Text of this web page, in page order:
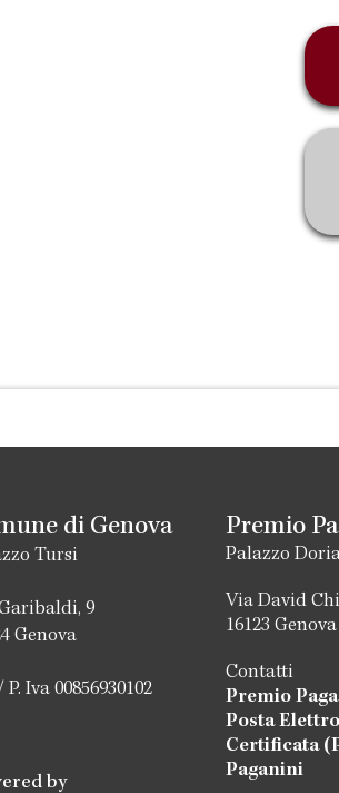
di Genova
Tursi
9
Genova
P. Iva 00856930102
by
Premio
Palazzo
Via David
16123 Genova
Contatti
Premio
Posta
Certificata
Paganini